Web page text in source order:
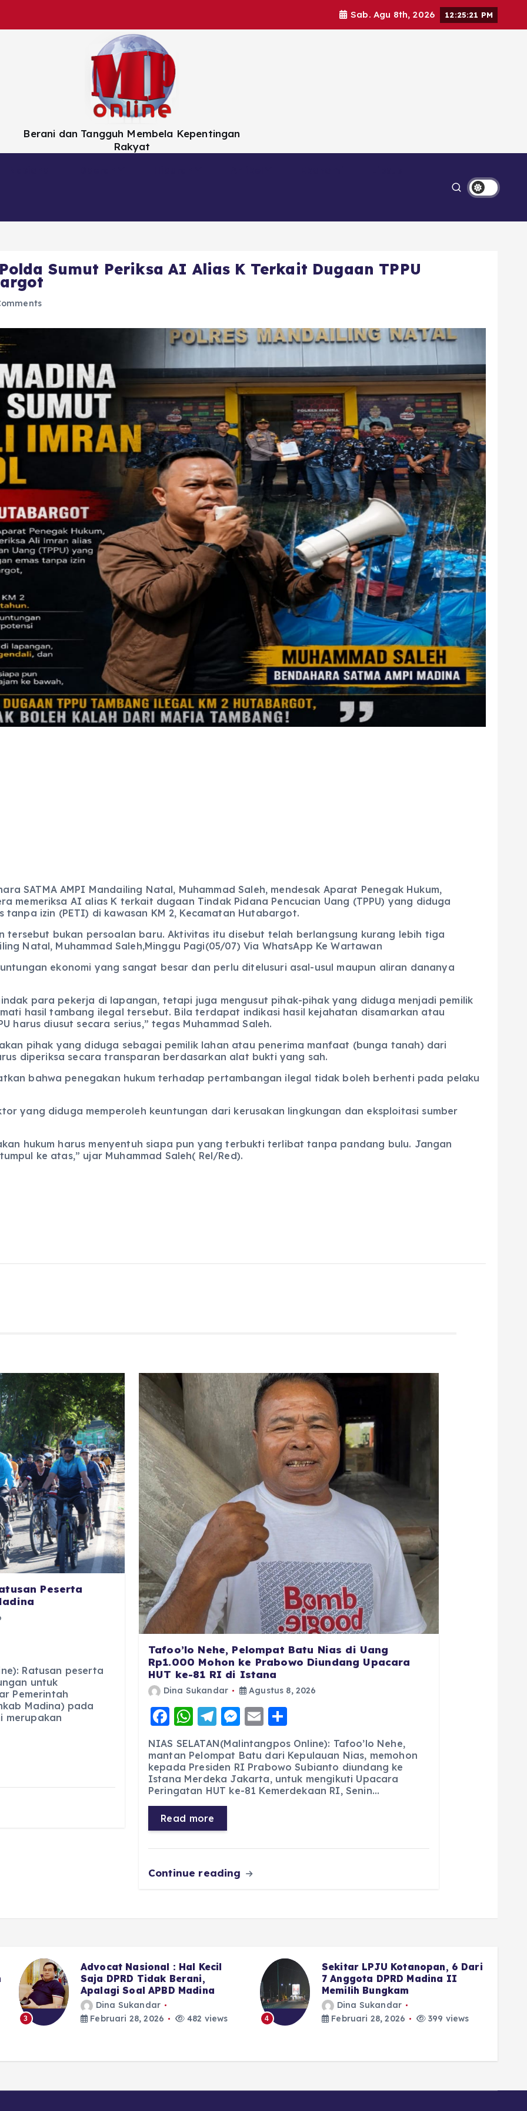
Sab. Agu 8th, 2026 12:25:22 PM
Berani dan Tangguh Membela Kepentingan
Rakyat
Sumut Periksa AI Alias K Terkait Dugaan TPPU
SATMA AMPI Mandailing Natal, Muhammad Saleh, mendesak Aparat Penegak Hukum,
memeriksa AI alias K terkait dugaan Tindak Pidana Pencucian Uang (TPPU) yang diduga
izin (PETI) di kawasan KM 2, Kecamatan Hutabargot.
tersebut bukan persoalan baru. Aktivitas itu disebut telah berlangsung kurang lebih tiga
Natal, Muhammad Saleh,Minggu Pagi(05/07) Via WhatsApp Ke Wartawan
ekonomi yang sangat besar dan perlu ditelusuri asal-usul maupun aliran dananya
para pekerja di lapangan, tetapi juga mengusut pihak-pihak yang diduga menjadi pemilik
hasil tambang ilegal tersebut. Bila terdapat indikasi hasil kejahatan disamarkan atau
harus diusut secara serius,” tegas Muhammad Saleh.
pihak yang diduga sebagai pemilik lahan atau penerima manfaat (bunga tanah) dari
diperiksa secara transparan berdasarkan alat bukti yang sah.
bahwa penegakan hukum terhadap pertambangan ilegal tidak boleh berhenti pada pelaku
yang diduga memperoleh keuntungan dari kerusakan lingkungan dan eksploitasi sumber
hukum harus menyentuh siapa pun yang terbukti terlibat tanpa pandang bulu. Jangan
ke atas,” ujar Muhammad Saleh( Rel/Red).
Peserta
Ratusan peserta
untuk
Pemerintah
Madina) pada
merupakan
Tafoo’lo Nehe, Pelompat Batu Nias di Uang
Rp1.000 Mohon ke Prabowo Diundang Upacara
HUT ke-81 RI di Istana
Dina Sukandar Agustus 8, 2026
F
a
c
e
b
o
o
k
W
h
a
ts
A
p
p
T
el
e
g
r
a
m
M
e
ss
e
n
E
ai
l
h
a
re
NIAS SELATAN(Malintangpos Online): Tafoo’lo Nehe,
mantan Pelompat Batu dari Kepulauan Nias, memohon
kepada Presiden RI Prabowo Subianto diundang ke
Istana Merdeka Jakarta, untuk mengikuti Upacara
Peringatan HUT ke-81 Kemerdekaan RI, Senin…
Read more
Continue reading
4
Sekitar LPJU Kotanopan, 6 Dari
7 Anggota DPRD Madina II
Memilih Bungkam
Dina Sukandar
Februari 28, 2026
399 views 5
Wako Fadly Amran Siapkan
Reward Umrah bagi Pelajar
yang Istiqamah ke Masjid
Dina Sukandar
Februari 28, 2026
340 views